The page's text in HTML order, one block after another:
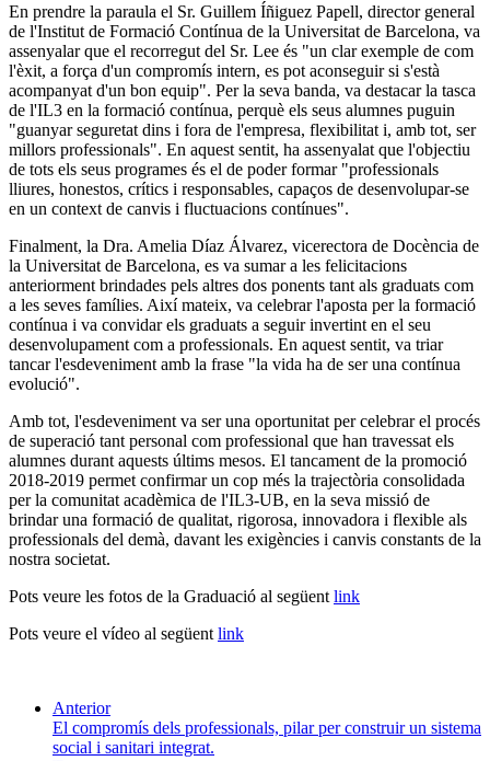
En prendre la paraula el Sr. Guillem Íñiguez Papell, director general
de l'Institut de Formació Contínua de la Universitat de Barcelona, ​​va
assenyalar que el recorregut del Sr. Lee és "un clar exemple de com
l'èxit, a força d'un compromís intern, es pot aconseguir si s'està
acompanyat d'un bon equip". Per la seva banda, va destacar la tasca
de l'IL3 en la formació contínua, perquè els seus alumnes puguin
"guanyar seguretat dins i fora de l'empresa, flexibilitat i, amb tot, ser
millors professionals". En aquest sentit, ha assenyalat que l'objectiu
de tots els seus programes és el de poder formar "professionals
lliures, honestos, crítics i responsables, capaços de desenvolupar-se
en un context de canvis i fluctuacions contínues".
Finalment, la Dra. Amelia Díaz Álvarez, vicerectora de Docència de
la Universitat de Barcelona, ​​es va sumar a les felicitacions
anteriorment brindades pels altres dos ponents tant als graduats com
a les seves famílies. Així mateix, va celebrar l'aposta per la formació
contínua i va convidar els graduats a seguir invertint en el seu
desenvolupament com a professionals. En aquest sentit, va triar
tancar l'esdeveniment amb la frase "la vida ha de ser una contínua
evolució".
Amb tot, l'esdeveniment va ser una oportunitat per celebrar el procés
de superació tant personal com professional que han travessat els
alumnes durant aquests últims mesos. El tancament de la promoció
2018-2019 permet confirmar un cop més la trajectòria consolidada
per la comunitat acadèmica de l'IL3-UB, en la seva missió de
brindar una formació de qualitat, rigorosa, innovadora i flexible als
professionals del demà, davant les exigències i canvis constants de la
nostra societat.
Pots veure les fotos de la Graduació al següent link
Pots veure el vídeo al següent link
Anterior
El compromís dels professionals, pilar per construir un sistema
social i sanitari integrat.